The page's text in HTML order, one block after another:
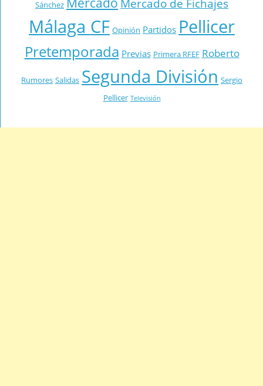
Sánchez
Mercado de Fichajes
Málaga CF Opinión Partidos Pellicer
Pretemporada Previas Primera RFEF Roberto
Rumores Salidas Segunda División Sergio
Pellicer Televisión